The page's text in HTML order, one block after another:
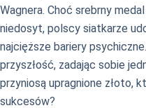
Wagnera. Choć srebrny
niedosyt, polscy siatkarze
najcięższe bariery
przyszłość, zadając sobie
przyniosą upragnione złoto,
sukcesów?